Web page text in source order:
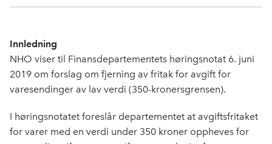
a
b
o
o
i
e
d
n
-
Innledning
NHO viser til Finansdepartementets høringsnotat 6. juni
2019 om forslag om fjerning av fritak for avgift for
varesendinger av lav verdi (350-kronersgrensen).
I høringsnotatet foreslår departementet at avgiftsfritaket
for varer med en verdi under 350 kroner oppheves for